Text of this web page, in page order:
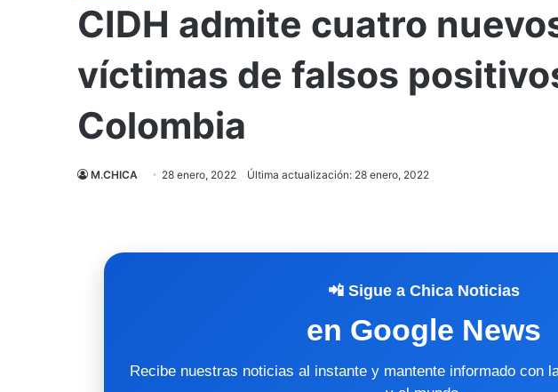
CIDH admite cuatro
víctimas de falsos
Colombia
M.CHICA 28 enero, 2022 Última actualización: 28 enero, 2022
📲 Sigue a Chica Noticias
en Google News
Recibe nuestras noticias al instante y mantente informado con